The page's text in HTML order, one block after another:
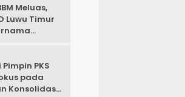
Meluas,
Luwu Timur
PKS
pada
Konsolidasi